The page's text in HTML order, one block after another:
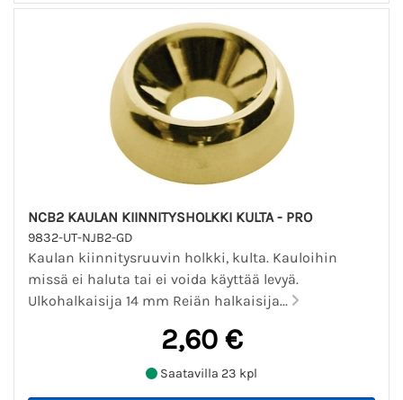
NCB2 KAULAN KIINNITYSHOLKKI KULTA - PRO
9832-UT-NJB2-GD
Kaulan kiinnitysruuvin holkki, kulta. Kauloihin
missä ei haluta tai ei voida käyttää levyä.
Ulkohalkaisija 14 mm Reiän halkaisija...
2,60 €
Saatavilla 23 kpl